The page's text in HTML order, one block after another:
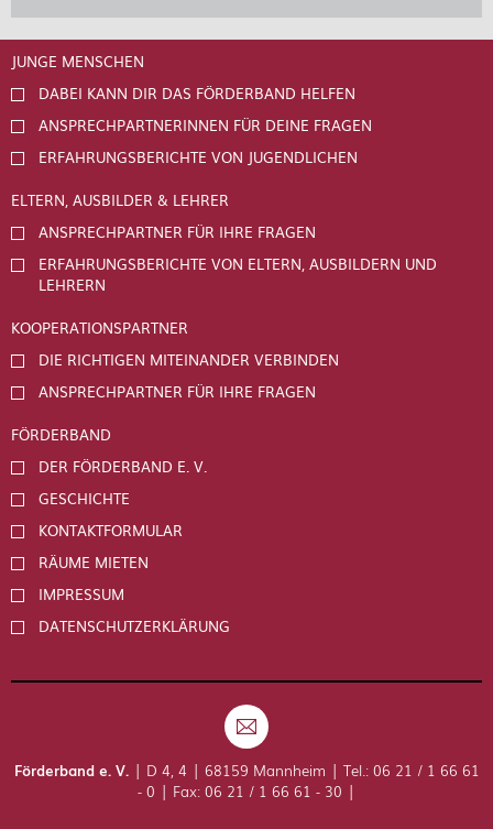
JUNGE MENSCHEN
DABEI KANN DIR DAS FÖRDERBAND HELFEN
ANSPRECHPARTNERINNEN FÜR DEINE FRAGEN
ERFAHRUNGSBERICHTE VON JUGENDLICHEN
ELTERN, AUSBILDER & LEHRER
ANSPRECHPARTNER FÜR IHRE FRAGEN
ERFAHRUNGSBERICHTE VON ELTERN, AUSBILDERN UND
LEHRERN
KOOPERATIONSPARTNER
DIE RICHTIGEN MITEINANDER VERBINDEN
ANSPRECHPARTNER FÜR IHRE FRAGEN
FÖRDERBAND
DER FÖRDERBAND E. V.
GESCHICHTE
KONTAKTFORMULAR
RÄUME MIETEN
IMPRESSUM
DATENSCHUTZERKLÄRUNG
Förderband e. V.| D 4, 4 | 68159 Mannheim | Tel.: 06 21 / 1 66 61
- 0 | Fax: 06 21 / 1 66 61 - 30 |